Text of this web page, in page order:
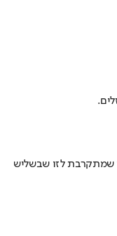
טבעי בלבד בחלב רגיל). מדובר בכמות סוכר שמתקרבת לזו שבשליש